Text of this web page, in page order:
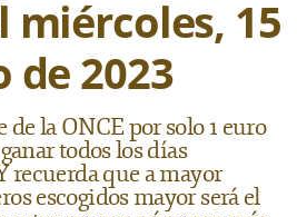
miércoles, 15
de 2023
de la ONCE por solo 1 euro
todos los días
recuerda que a mayor
escogidos mayor será el